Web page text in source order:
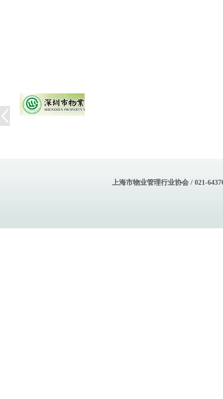
上海市物业管理行业协会 / 021-